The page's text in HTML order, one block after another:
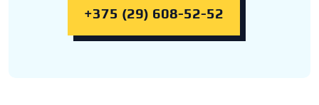
+375 (29) 608-52-52